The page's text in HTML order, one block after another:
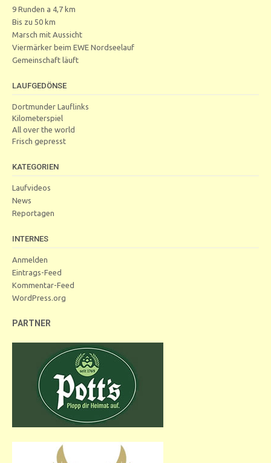
9 Runden a 4,7 km
Bis zu 50 km
Marsch mit Aussicht
Viermärker beim EWE Nordseelauf
Gemeinschaft läuft
LAUFGEDÖNSE
Dortmunder Lauflinks
Kilometerspiel
All over the world
Frisch gepresst
KATEGORIEN
Laufvideos
News
Reportagen
INTERNES
Anmelden
Eintrags-Feed
Kommentar-Feed
WordPress.org
PARTNER